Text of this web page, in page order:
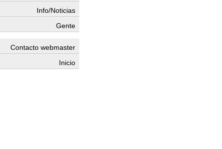
Info/Noticias
Gente
Contacto webmaster
Inicio